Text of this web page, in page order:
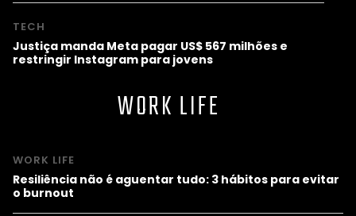
TECH
Justiça manda Meta pagar US$ 567 milhões e
restringir Instagram para jovens
WORK LIFE
WORK LIFE
Resiliência não é aguentar tudo: 3 hábitos para evitar
o burnout